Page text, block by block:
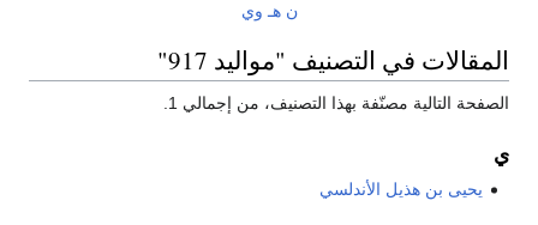
ن هـ وي
المقالات في التصنيف "مواليد 917"
الصفحة التالية مصنّفة بهذا التصنيف، من إجمالي 1.
ي
يحيى بن هذيل الأندلسي